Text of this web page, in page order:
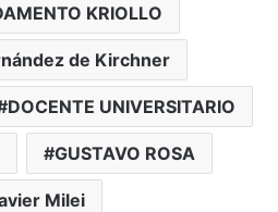
KRIOLLO
de Kirchner
DOCENTE UNIVERSITARIO
GUSTAVO ROSA
Milei